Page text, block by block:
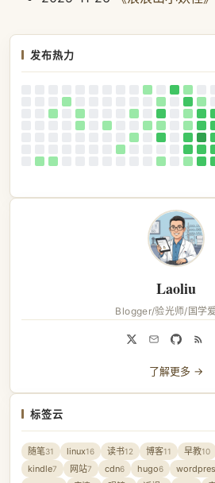
发布热力
Laoliu
Blogger/验光师/国学
了解更多 →
标签云
随笔31 linux16 读书12 博客11 早教10
kindle7 网站7 cdn6 hugo6